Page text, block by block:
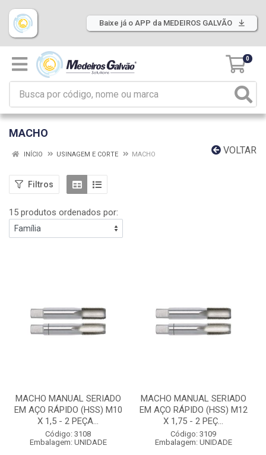
Baixe já o APP da MEDEIROS GALVÃO
0
MACHO
VOLTAR
INÍCIO USINAGEM E CORTE MACHO
Filtros
15 produtos ordenados por:
MACHO MANUAL SERIADO
EM AÇO RÁPIDO (HSS) M10
X 1,5 - 2 PEÇA...
Código: 3108
Embalagem: UNIDADE
MACHO MANUAL SERIADO
EM AÇO RÁPIDO (HSS) M12
X 1,75 - 2 PEÇ...
Código: 3109
Embalagem: UNIDADE